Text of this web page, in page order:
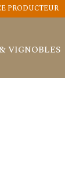
PRODUCTEUR
VIGNOBLES